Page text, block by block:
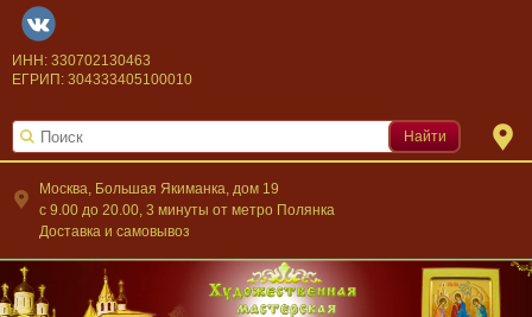
Москва, Большая Якиманка, дом 19
c 9.00 до 20.00, 3 минуты от метро Полянка
Доставка и самовывоз
ИНН: 330702130463
ЕГРИП: 304333405100010
Найти